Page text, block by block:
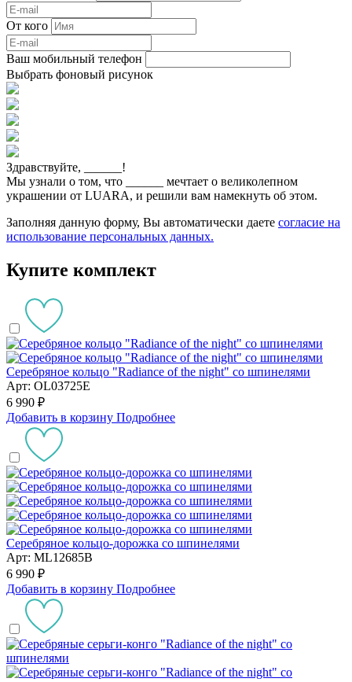
От кого
Ваш мобильный телефон
Выбрать фоновый рисунок
Здравствуйте,
!
Мы узнали о том, что
мечтает о великолепном
украшении от LUARA, и решили вам намекнуть об этом.
Заполняя данную форму, Вы автоматически даете согласие на
использование персональных данных.
Купите комплект
Серебряное кольцо "Radiance of the night" со шпинелями
Арт: OL03725E
6 990 ₽
Добавить в корзину Подробнее
Серебряное кольцо-дорожка со шпинелями
Арт: ML12685B
6 990 ₽
Добавить в корзину Подробнее